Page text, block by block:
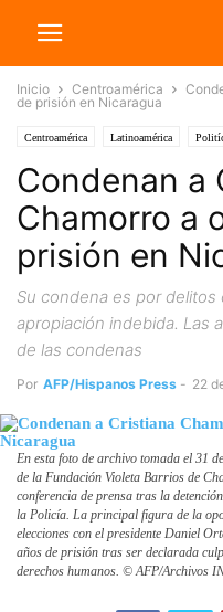
Inicio Centroamérica
de prisión en Nicaragua
Centroamérica Latinoamérica
Condenan a
Chamorro a
prisión en
Su condena es por
apropiación indebida. Las
de las condenas
Por AFP/Hispanos Press - 22
En esta foto de archivo tomada el 31
de la Fundación Violeta Barrios de
conferencia de prensa tras la
la Policía. La principal figura de la
elecciones con el presidente Daniel
años de prisión tras ser declarada
derechos humanos. © AFP/Archivos